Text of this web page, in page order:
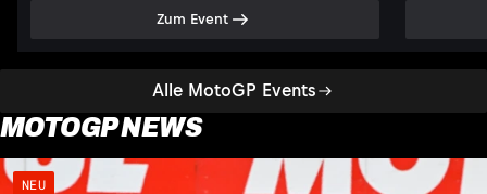
Alle MotoGP Events
Zum Event
MOTOGP NEWS
NEU